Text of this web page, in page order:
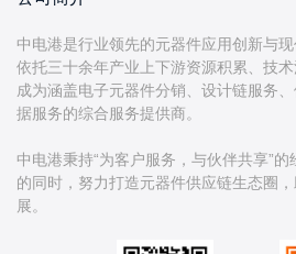
中电港是行业领先的元器件应用创新与
依托三十余年产业上下游资源积累、技
成为涵盖电子元器件分销、设计链服务
据服务的综合服务提供商。
中电港秉持“为客户服务，与伙伴共享”
的同时，努力打造元器件供应链生态圈